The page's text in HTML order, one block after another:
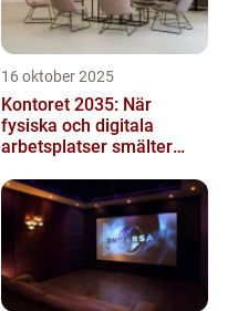
16 oktober 2025
Kontoret 2035: När
fysiska och digitala
arbetsplatser smälter